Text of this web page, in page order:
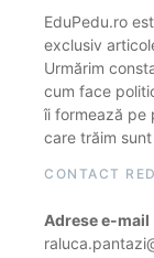
EduPedu.ro
exclusiv
Urmărim
cum face
îi formează pe
care trăim
CONTACT
Adrese e-mail